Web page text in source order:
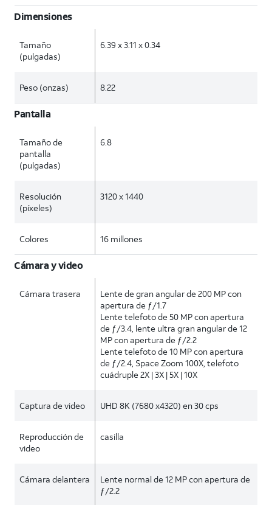
Dimensiones
Tamaño
(pulgadas)
6.39 x 3.11 x 0.34
Peso (onzas) 8.22
Pantalla
Tamaño de
pantalla
(pulgadas)
6.8
Resolución
(píxeles)
3120 x 1440
Colores 16 millones
Cámara y video
Cámara trasera
Lente de gran angular de 200 MP con
apertura de ƒ/1.7
Lente telefoto de 50 MP con apertura
de ƒ/3.4, lente ultra gran angular de 12
MP con apertura de ƒ/2.2
Lente telefoto de 10 MP con apertura
de ƒ/2.4, Space Zoom 100X, telefoto
cuádruple 2X | 3X | 5X | 10X
Captura de video UHD 8K (7680 x4320) en 30 cps
Reproducción de
video
casilla
Cámara delantera
Lente normal de 12 MP con apertura de
ƒ/2.2